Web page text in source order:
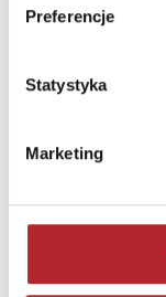
Preferencje
Statystyka
Marketing
Wyłączność